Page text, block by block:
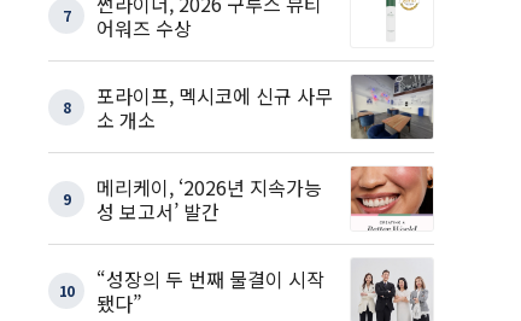
7
어워즈 수상
8
포라이프, 멕시코에 신규 사무
소 개소
9
메리케이, ‘2026년 지속가능
성 보고서’ 발간
10
“성장의 두 번째 물결이 시작
됐다”